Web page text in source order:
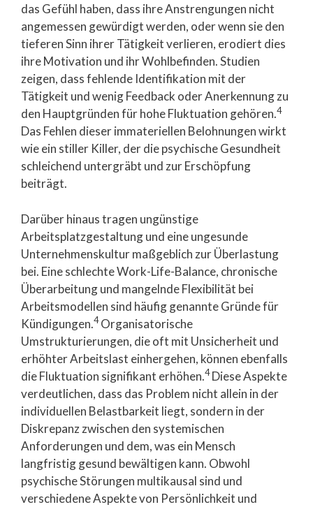
das Gefühl haben, dass ihre Anstrengungen nicht
angemessen gewürdigt werden, oder wenn sie den
tieferen Sinn ihrer Tätigkeit verlieren, erodiert dies
ihre Motivation und ihr Wohlbefinden. Studien
zeigen, dass fehlende Identifikation mit der
Tätigkeit und wenig Feedback oder Anerkennung zu
den Hauptgründen für hohe Fluktuation gehören.4
Das Fehlen dieser immateriellen Belohnungen wirkt
wie ein stiller Killer, der die psychische Gesundheit
schleichend untergräbt und zur Erschöpfung
beiträgt.
Darüber hinaus tragen ungünstige
Arbeitsplatzgestaltung und eine ungesunde
Unternehmenskultur maßgeblich zur Überlastung
bei. Eine schlechte Work-Life-Balance, chronische
Überarbeitung und mangelnde Flexibilität bei
Arbeitsmodellen sind häufig genannte Gründe für
Kündigungen.4Organisatorische
Umstrukturierungen, die oft mit Unsicherheit und
erhöhter Arbeitslast einhergehen, können ebenfalls
die Fluktuation signifikant erhöhen.4Diese Aspekte
verdeutlichen, dass das Problem nicht allein in der
individuellen Belastbarkeit liegt, sondern in der
Diskrepanz zwischen den systemischen
Anforderungen und dem, was ein Mensch
langfristig gesund bewältigen kann. Obwohl
psychische Störungen multikausal sind und
verschiedene Aspekte von Persönlichkeit und